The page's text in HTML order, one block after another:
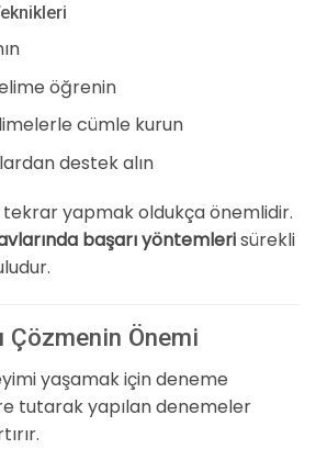
öğrenin
cümle kurun
destek alın
yapmak oldukça önemlidir.
başarı yöntemlerisürekli
Çözmenin Önemi
yaşamak için deneme
tutarak yapılan denemeler